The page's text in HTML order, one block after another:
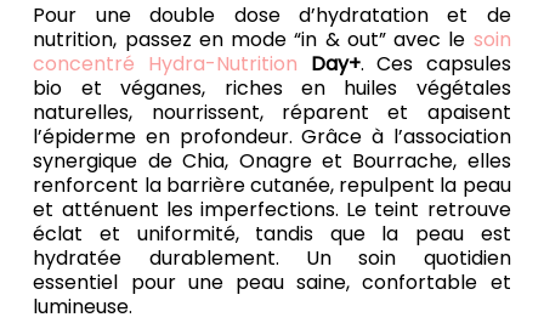
Pour une double dose d’hydratation et de
nutrition, passez en mode “in & out” avec le soin
concentré Hydra-Nutrition Day+. Ces capsules
bio et véganes, riches en huiles végétales
naturelles, nourrissent, réparent et apaisent
l’épiderme en profondeur. Grâce à l’association
synergique de Chia, Onagre et Bourrache, elles
renforcent la barrière cutanée, repulpent la peau
et atténuent les imperfections. Le teint retrouve
éclat et uniformité, tandis que la peau est
hydratée durablement. Un soin quotidien
essentiel pour une peau saine, confortable et
lumineuse.